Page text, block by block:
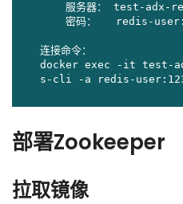
连接命令：
docker exec -it test-
s-cli -a redis-
部署Zookeeper
拉取镜像